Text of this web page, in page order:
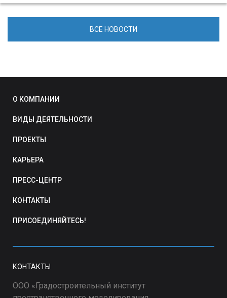
ВСЕ НОВОСТИ
О КОМПАНИИ
ВИДЫ ДЕЯТЕЛЬНОСТИ
ПРОЕКТЫ
КАРЬЕРА
ПРЕСС-ЦЕНТР
КОНТАКТЫ
ПРИСОЕДИНЯЙТЕСЬ!
КОНТАКТЫ
ООО «Градостроительный институт